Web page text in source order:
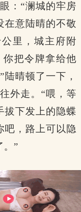
：“澜城的牢房
在意陆晴的不敬
里，城主府附
把令牌拿给他
晴顿了一下，
外走。“喂，等
拔下发上的隐蝶
吧，路上可以隐
。”